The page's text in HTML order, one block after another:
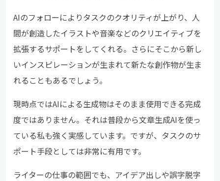
AIのフォローによりタスクのクオリティが上がり、人
間が創造したイラストや音楽などのクリエイティブを
拡張するサポートをしてくれる。さらにそこから新し
いインスピレーションが生まれて新たな創作物が生ま
れることもあるでしょう。
現時点ではAIによる生成物はそのまま使用できる完成
度ではありません。それは普段から文章生成AIを使っ
ている私も強く実感しています。ですが、タスクのサ
ポート手段としては非常に有用です。
ライターの仕事の範囲でも、アイデア出しや誤字脱字